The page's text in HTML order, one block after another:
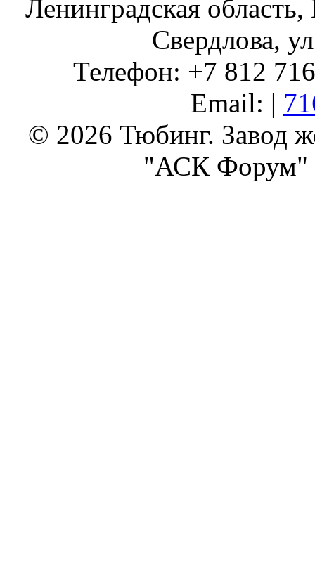
Ленинградская
Свердлова,
Телефон: +7 812
Email: |
© 2026 Тюбинг. Завод
"АСК Форум"